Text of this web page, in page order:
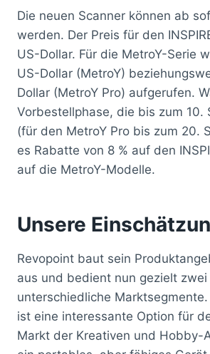
Die neuen Scanner können ab
werden. Der Preis für den
US-Dollar. Für die MetroY-Serie
US-Dollar (MetroY)
Dollar (MetroY Pro) aufgerufen.
Vorbestellphase, die bis zum 10.
(für den MetroY Pro bis zum 20.
es Rabatte von 8 % auf den
auf die MetroY-Modelle.
Unsere
Revopoint baut sein
aus und bedient nun gezielt zwei
unterschiedliche Marktsegmente.
ist eine interessante Option für
Markt der Kreativen und Hobby-